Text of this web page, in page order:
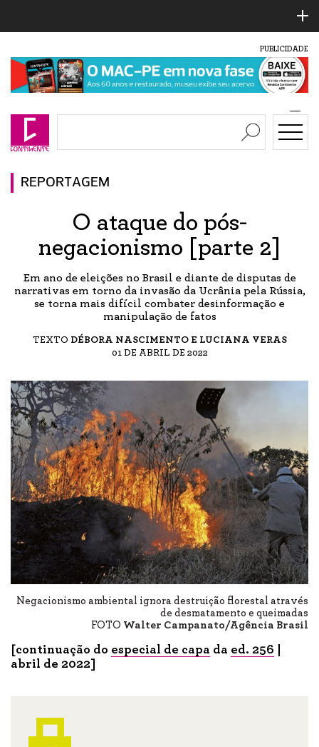
PUBLICIDADE
REPORTAGEM
O ataque do pós-
negacionismo [parte 2]
Em ano de eleições no Brasil e diante de disputas de
narrativas em torno da invasão da Ucrânia pela Rússia,
se torna mais difícil combater desinformação e
manipulação de fatos
TEXTO DÉBORA NASCIMENTO E LUCIANA VERAS
01 DE ABRIL DE 2022
Negacionismo ambiental ignora destruição florestal através
de desmatamento e queimadas
FOTO Walter Campanato/Agência Brasil
[continuação do especial de capa da ed. 256
abril de 2022]